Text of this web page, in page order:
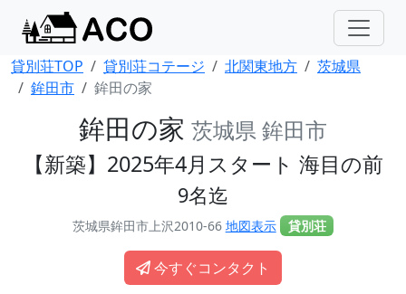
貸別荘TOP 貸別荘コテージ 北関東地方
茨城県
鉾田市
鉾田の家
鉾田の家 茨城県 鉾田市
【新築】2025年4月スタート 海目の前
9名迄
茨城県鉾田市上沢2010-66 地図表示 貸別荘
今すぐコンタクト